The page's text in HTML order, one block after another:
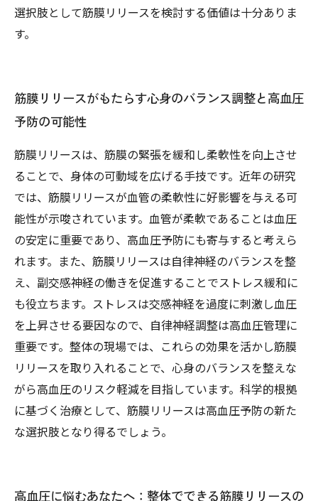
選択肢として筋膜リリースを検討する価値は十分ありま
す。
筋膜リリースがもたらす心身のバランス調整と高血圧
予防の可能性
筋膜リリースは、筋膜の緊張を緩和し柔軟性を向上させ
ることで、身体の可動域を広げる手技です。近年の研究
では、筋膜リリースが血管の柔軟性に好影響を与える可
能性が示唆されています。血管が柔軟であることは血圧
の安定に重要であり、高血圧予防にも寄与すると考えら
れます。また、筋膜リリースは自律神経のバランスを整
え、副交感神経の働きを促進することでストレス緩和に
も役立ちます。ストレスは交感神経を過度に刺激し血圧
を上昇させる要因なので、自律神経調整は高血圧管理に
重要です。整体の現場では、これらの効果を活かし筋膜
リリースを取り入れることで、心身のバランスを整えな
がら高血圧のリスク軽減を目指しています。科学的根拠
に基づく治療として、筋膜リリースは高血圧予防の新た
な選択肢となり得るでしょう。
高血圧に悩むあなたへ：整体でできる筋膜リリースの